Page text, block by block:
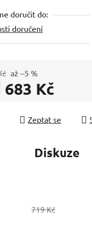
doručit do:
doručení
až –5 %
683 Kč
Zeptat se
Diskuze
719 Kč